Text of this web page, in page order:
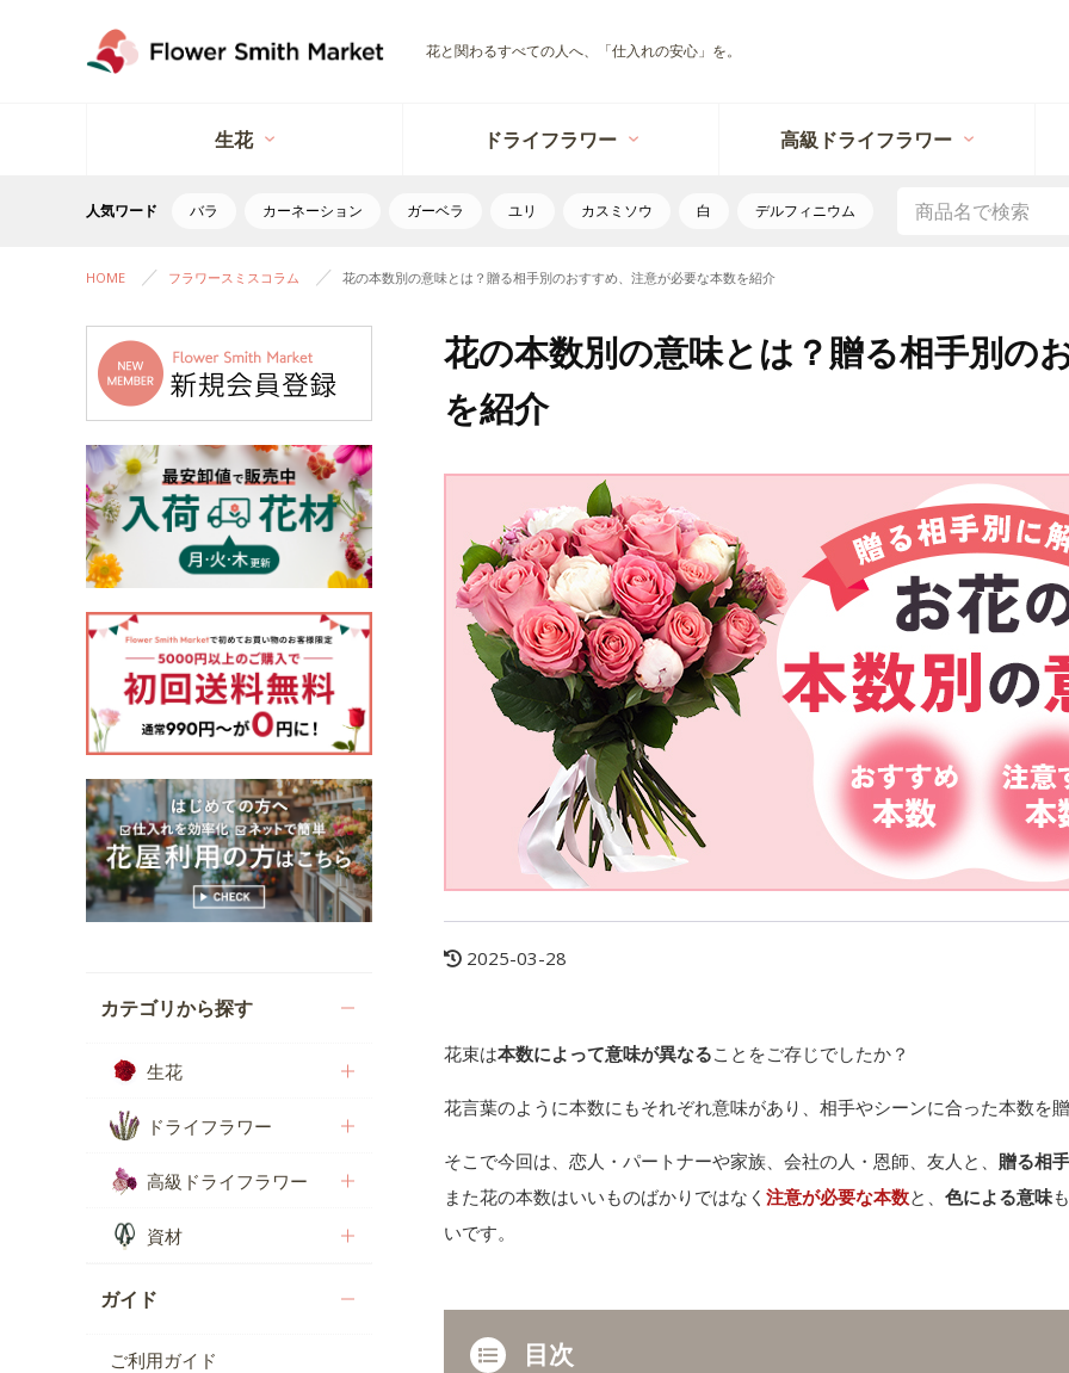
花と関わるすべての人へ、「仕入れの安心」を。
生花 ドライフラワー 高級ドライフラワー
人気ワード バラ カーネーション ガーベラ ユリ カスミソウ 白 デルフィニウム
HOME フラワースミスコラム 花の本数別の意味とは？贈る相手別のおすすめ、注意が必要な本数を紹介
カテゴリから探す
生花
ドライフラワー
高級ドライフラワー
資材
ガイド
ご利用ガイド
花の本数別の意味とは？贈る相手別の
を紹介
2025-03-28
花束は本数によって意味が異なることをご存じでしたか？
花言葉のように本数にもそれぞれ意味があり、相手やシーンに合った本数を
そこで今回は、恋人・パートナーや家族、会社の人・恩師、友人と、 贈る相
また花の本数はいいものばかりではなく 注意が必要な本数と、 色による意味
いです。
目次